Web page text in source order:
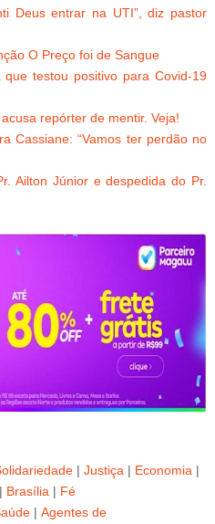
Deus entrar na UTI”, diz pastor
O Preço foi de Sangue
testou positivo para Covid-19
repórter de mentir. Veja!
Cassiane: “Vamos ter perdão no
Ailton Júnior e despedida do Pr.
| Justiça | Economia |
| Brasília | Fé
| Agentes de